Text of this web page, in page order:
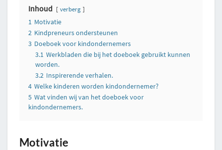
Inhoud verberg
1 Motivatie
2 Kindpreneurs ondersteunen
3 Doeboek voor kindondernemers
3.1 Werkbladen die bij het doeboek gebruikt kunnen
worden.
3.2 Inspirerende verhalen.
4 Welke kinderen worden kindondernemer?
5 Wat vinden wij van het doeboek voor
kindondernemers.
Motivatie